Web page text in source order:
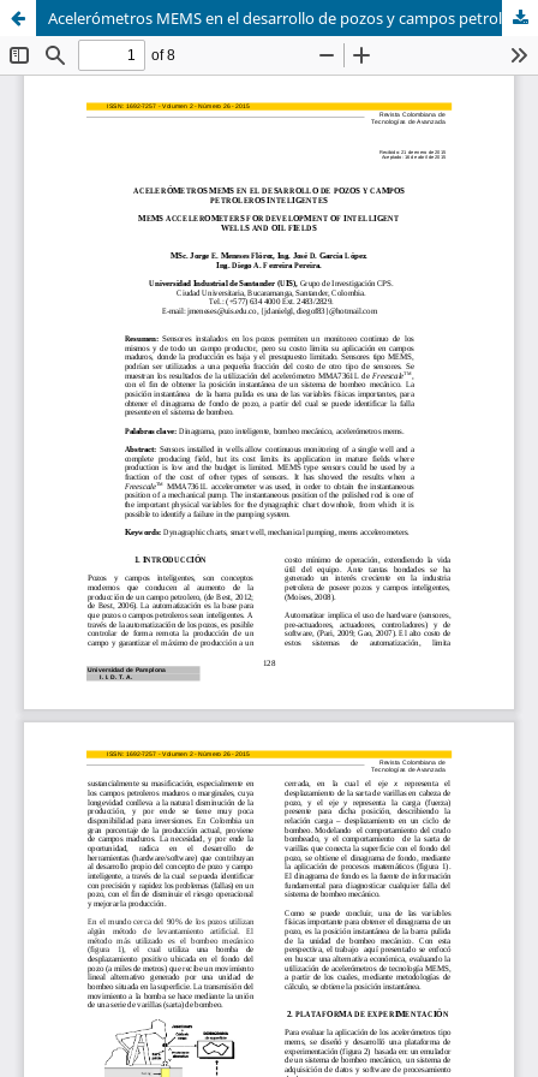
Acelerómetros MEMS en el desarrollo de pozos y campos petroleros inteligentes